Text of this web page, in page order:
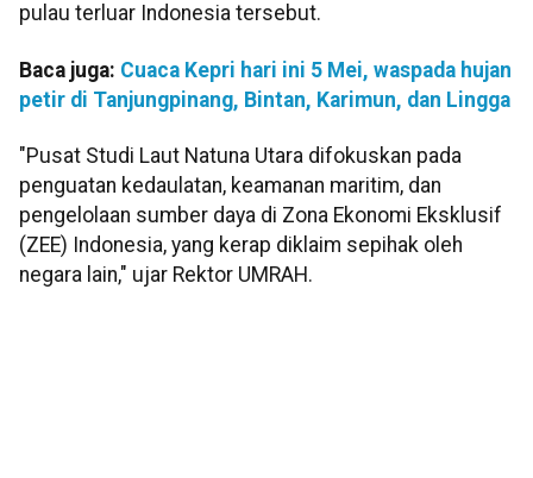
pulau terluar Indonesia tersebut.
Baca juga: Cuaca Kepri hari ini 5 Mei, waspada hujan
petir di Tanjungpinang, Bintan, Karimun, dan Lingga
"Pusat Studi Laut Natuna Utara difokuskan pada
penguatan kedaulatan, keamanan maritim, dan
pengelolaan sumber daya di Zona Ekonomi Eksklusif
(ZEE) Indonesia, yang kerap diklaim sepihak oleh
negara lain," ujar Rektor UMRAH.